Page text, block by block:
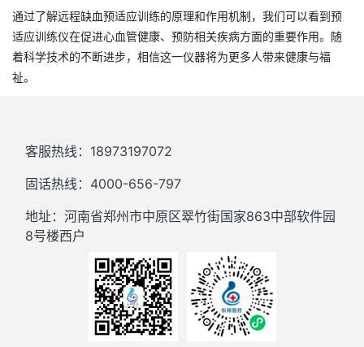
通过了解远程缺血预适应训练的原理和作用机制，我们可以看到 预
适应训练仪在促进心血管健康、预防相关疾病方面的重要作用。随
着科学技术的不断进步，相信这一仪器将为更多人带来健康与福
祉。
客服热线：18973197072
固话热线：4000-656-797
地址：河南省郑州市中原区翠竹街国家863中部软件园
8号楼西户